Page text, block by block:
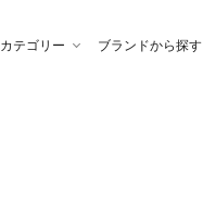
カテゴリー ブランドから探す